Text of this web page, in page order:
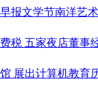
早报文学节南洋艺
税 五家夜店董事
展出计算机教育